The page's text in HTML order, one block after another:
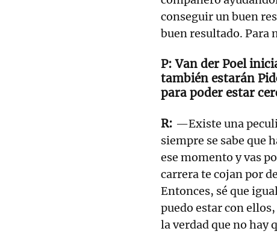
conseguir un buen
buen resultado. Para
Van der Poel
también estarán
para poder estar
—Existe una
siempre se sabe que
ese momento y vas
carrera te cojan por
Entonces, sé que
puedo estar con
la verdad que no hay